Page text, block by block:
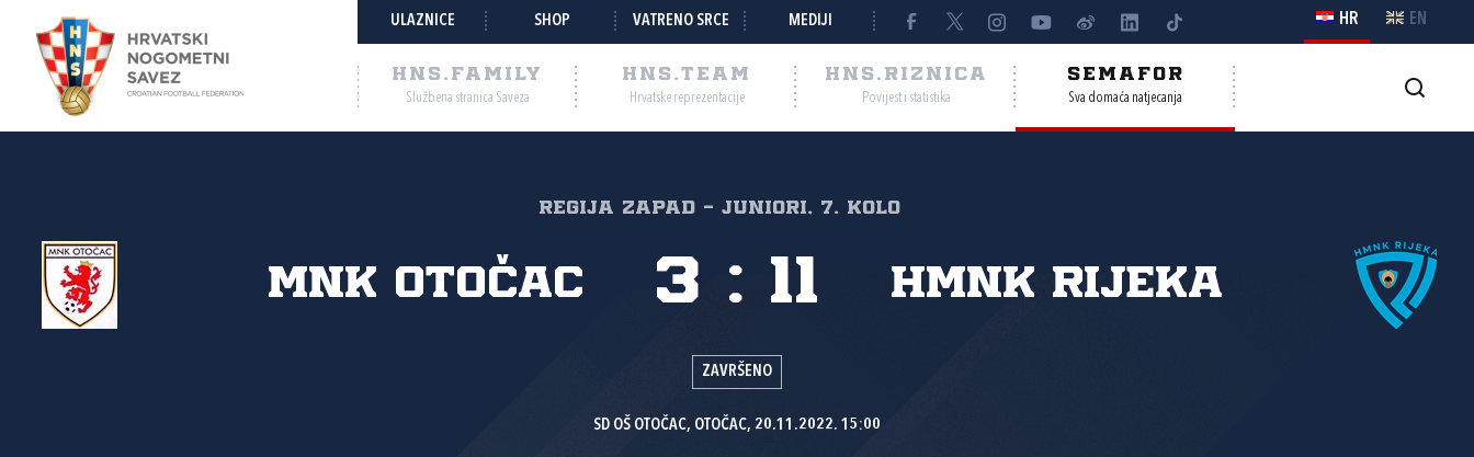
ULAZNICE SHOP VATRENO SRCE MEDIJI HR EN
HNS.FAMILY
Službena stranica Saveza
HNS.TEAM
Hrvatske reprezentacije
HNS.RIZNICA
Povijest i statistika
SEMAFOR
Sva domaća natjecanja
Regija zapad - juniori, 7. kolo
MNK Otočac HMNK Rijeka
3 : 11
ZAVRŠENO
SD OŠ OTOČAC, OTOČAC, 20.11.2022. 15:00